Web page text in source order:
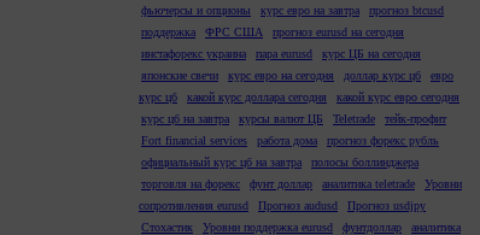
фьючерсы и опционы
курс евро на завтра
прогноз btcusd
поддержка
ФРС США
прогноз eurusd на сегодня
инстафорекс украина
пара eurusd
курс ЦБ на сегодня
японские свечи
курс евро на сегодня доллар курс цб
евро
курс цб
какой курс доллара сегодня
какой курс евро сегодня
курс цб на завтра
курсы валют ЦБ Teletrade
тейк-профит
Fort financial services
работа дома
прогноз форекс рубль
официальный курс цб на завтра
полосы боллинджера
торговля на форекс
фунт доллар аналитика teletrade
Уровни
сопротивления eurusd
Прогноз audusd
Прогноз usdjpy
Стохастик
Уровни поддержка eurusd фунтдоллар
аналитика